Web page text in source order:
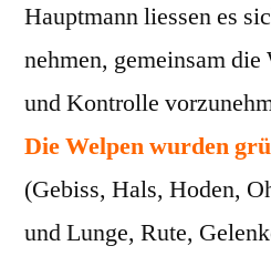
Hauptmann liessen es
nehmen, gemeinsam
und Kontrolle
Die Welpen wurden
(Gebiss, Hals, Hoden,
und Lunge, Rute,